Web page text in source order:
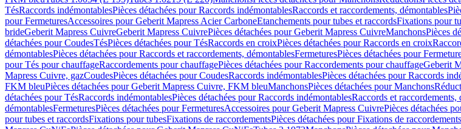
TésRaccords indémontablesPièces détachées pour Raccords indémontablesRaccords et raccordements, démontables
pour FermeturesAccessoires pour Geberit Mapress Acier CarboneEtanchements pour tubes et raccordsFixations pour
brideGeberit Mapress CuivreGeberit Mapress CuivrePièces détachées pour Geberit Mapress CuivreManchonsPièces
détachées pour CoudesTésPièces détachées pour TésRaccords en croixPièces détachées pour Raccords en croix
démontablesPièces détachées pour Raccords et raccordements, démontablesFermeturesPièces détachées pour
pour Tés pour chauffageRaccordements pour chauffagePièces détachées pour Raccordements pour chauffageGeberit
Mapress Cuivre, gazCoudesPièces détachées pour CoudesRaccords indémontablesPièces détachées pour Raccords
FKM bleuPièces détachées pour Geberit Mapress Cuivre, FKM bleuManchonsPièces détachées pour Manchons
détachées pour TésRaccords indémontablesPièces détachées pour Raccords indémontablesRaccords et raccordements,
démontablesFermeturesPièces détachées pour FermeturesAccessoires pour Geberit Mapress CuivrePièces détachées
pour tubes et raccordsFixations pour tubesFixations de raccordementsPièces détachées pour Fixations de raccordements